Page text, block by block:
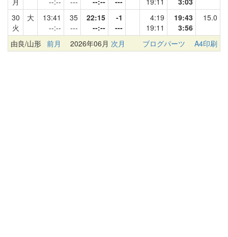
30
火
大
13:41
--:--
35
---
22:15
--:--
-1
---
4:19
19:11
19:43
3:56
15.0
由良/山形 前月 2026年06月 次月 ブログパーツ A4印刷